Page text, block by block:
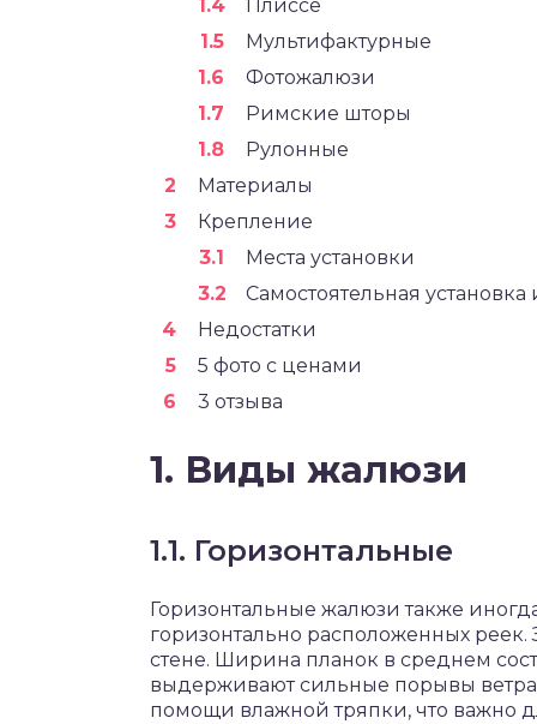
Плиссе
Мультифактурные
Фотожалюзи
Римские шторы
Рулонные
Материалы
Крепление
Места установки
Самостоятельная
Недостатки
5 фото с ценами
3 отзыва
1. Виды жалюзи
1.1. Горизонтальные
Горизонтальные жалюзи также
горизонтально расположенных
стене. Ширина планок в среднем
выдерживают сильные порывы
помощи влажной тряпки, что важно